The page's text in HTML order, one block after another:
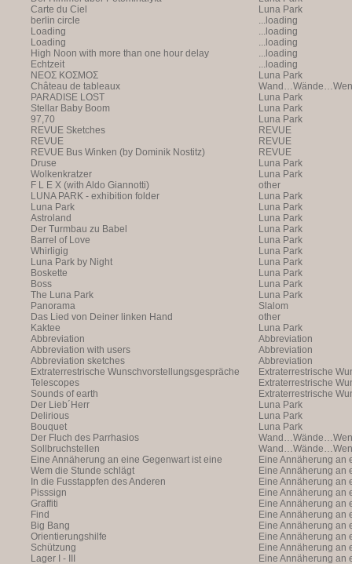
Carte du Ciel
Luna Park
berlin circle
...loading
Loading
...loading
Loading
...loading
High Noon with more than one hour delay
...loading
Echtzeit
...loading
NEOΣ KOΣMOΣ
Luna Park
Château de tableaux
PARADISE LOST
Luna Park
Stellar Baby Boom
Luna Park
97,70
Luna Park
REVUE Sketches
REVUE
REVUE
REVUE
REVUE Bus Winken (by Dominik Nostitz)
REVUE
Druse
Luna Park
Wolkenkratzer
Luna Park
F L E X (with Aldo Giannotti)
other
LUNA PARK - exhibition folder
Luna Park
Luna Park
Luna Park
Astroland
Luna Park
Der Turmbau zu Babel
Luna Park
Barrel of Love
Luna Park
Whirligig
Luna Park
Luna Park by Night
Luna Park
Boskette
Luna Park
Boss
Luna Park
The Luna Park
Luna Park
Panorama
Slalom
Das Lied von Deiner linken Hand
other
Kaktee
Luna Park
Abbreviation
Abbreviation
Abbreviation with users
Abbreviation
Abbreviation sketches
Abbreviation
Extraterrestrische Wunschvorstellungsgespräche
Extraterrestrische
(with Markus Hofer)
Telescopes
Extraterrestrische
(with Markus Hofer)
Sounds of earth
Extraterrestrische
(with Markus Hofer)
Der Lieb´Herr
Luna Park
Delirious
Luna Park
Bouquet
Luna Park
Der Fluch des Parrhasios
Sollbruchstellen
Eine Annäherung an eine Gegenwart ist eine
Annäherung an eine Ann
Eine Annäherung an
Annäherung an eine
Vergangenheit ist
Wem die Stunde schlägt
Eine Annäherung an
Annäherung an eine
Vergangenheit ist
In die Fusstappfen des Anderen
Eine Annäherung an
Annäherung
Pisssign
Eine Annäherung an
Annäherung an eine
Vergangenheit ist
Graffiti
Eine Annäherung an
Annäherung an eine
Vergangenheit ist
Find
Eine Annäherung an
Annäherung an eine
Vergangenheit ist
Big Bang
Eine Annäherung an
Annäherung an eine
Vergangenheit ist
Orientierungshilfe
Eine Annäherung an
Annäherung an eine
Vergangenheit ist
Schützung
Eine Annäherung an
Annäherung an eine
Lager I - III
Eine Annäherung an